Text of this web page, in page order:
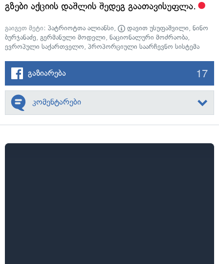
გზები აქციის დაშლის შედეგ გაათავისუფლა.
გაიგეთ მეტი: პატრიოტთა ალიანსი, დავით უსუფაშვილი, ნინო
ბურჯანაძე, გერმანული მოდელი, ნაციონალური მოძრაობა,
ევროპული საქართველო, პროპორციული საარჩევნო სისტემა
გაზიარება 17
კომენტარები